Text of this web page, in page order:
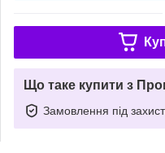
Що таке купити з
Замовлення під